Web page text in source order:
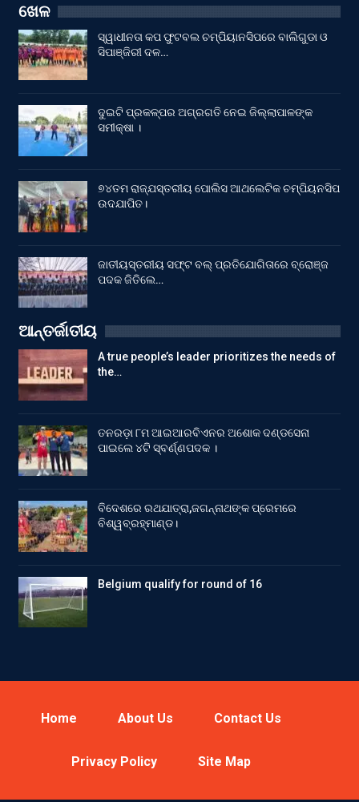
ଖେଳ
ସ୍ୱାଧୀନତା କପ ଫୁଟବଲ ଚମ୍ପିୟାନସିପରେ ବାଲିଗୁଡା ଓ
ସିପାଞ୍ଜିରୀ ଦଳ…
ଦୁଇଟି ପ୍ରକଳ୍ପର ଅଗ୍ରଗତି ନେଇ ଜିଲ୍ଲାପାଳଙ୍କ
ସମୀକ୍ଷା ।
୭୪ତମ ରାଜ୍ଯସ୍ତରୀୟ ପୋଲିସ ଆଥଲେଟିକ ଚମ୍ପିୟନସିପ
ଉଦଯାପିତ।
ଜାତୀୟସ୍ତରୀୟ ସଫ୍ଟ ବଲ୍ ପ୍ରତିଯୋଗିତାରେ ବ୍ରୋଞ୍ଜ
ପଦକ ଜିତିଲେ…
ଆନ୍ତର୍ଜାତୀୟ
A true people’s leader prioritizes the needs of
the…
ତନରଡ଼ା ୮ମ ଆଇଆରବିଏନର ଅଶୋକ ଦଣ୍ଡସେନା
ପାଇଲେ ୪ଟି ସ୍ବର୍ଣ୍ଣପଦକ ।
ବିଦେଶରେ ରଥଯାତ୍ରା,ଜଗନ୍ନାଥଙ୍କ ପ୍ରେମରେ
ବିଶ୍ୱବ୍ରହ୍ମାଣ୍ଡ।
Belgium qualify for round of 16
Home About Us Contact Us
Privacy Policy Site Map